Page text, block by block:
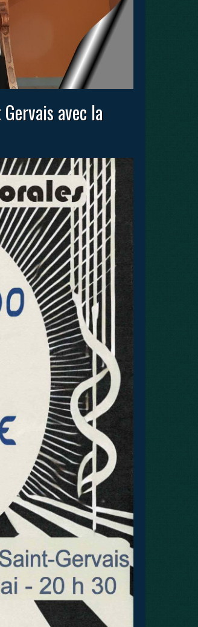
avec la